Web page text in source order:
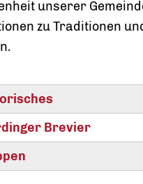
unserer
zu Traditionen
Brevier